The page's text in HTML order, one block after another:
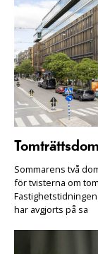
Sommarens två
för tvisterna om
har avgjorts på sa